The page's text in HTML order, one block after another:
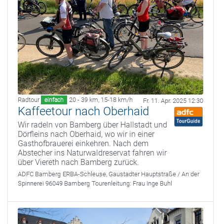
Radtour einfach 20 - 39 km, 15-18 km/h Fr. 11. Apr. 2025 12:30
Kaffeetour nach Oberhaid
Wir radeln von Bamberg über Hallstadt und
Dörfleins nach Oberhaid, wo wir in einer
Gasthofbrauerei einkehren. Nach dem
Abstecher ins Naturwaldreservat fahren wir
über Viereth nach Bamberg zurück.
ADFC Bamberg ERBA-Schleuse, Gaustadter Hauptstraße / An der
Spinnerei 96049 Bamberg Tourenleitung: Frau Inge Buhl